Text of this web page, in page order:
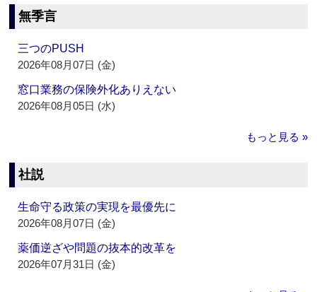
無季言
三つのPUSH
2026年08月07日 (金)
窓口業務の保険外化ありえない
2026年08月05日 (水)
もっと見る »
社説
生命守る政策の実現を最優先に
2026年08月07日 (金)
薬価逆ざや問題の抜本的改革を
2026年07月31日 (金)